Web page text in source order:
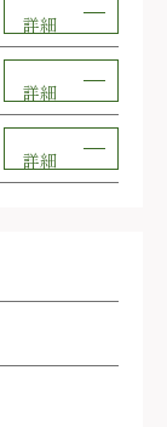
詳細
詳細
詳細